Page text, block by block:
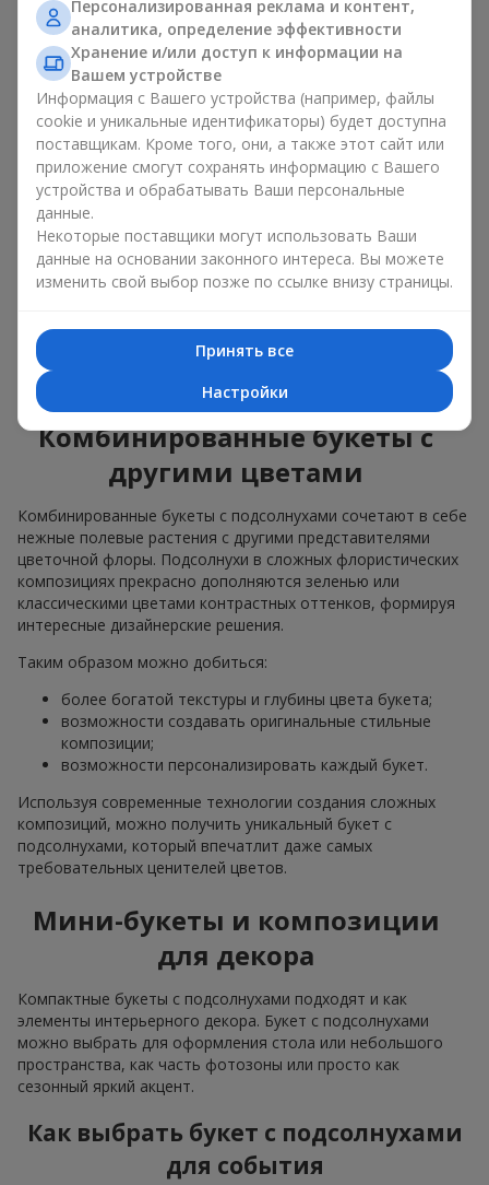
нежные композиции, дополненные сезонными
растениями;
изящные сочетания с классическими розами;
яркие букеты с побегами нежной зелени.
Единственный нюанс: подсолнухи — сезонные цветы,
доступные для продажи только в период цветения.
Классический букет с
подсолнухами
Классический букет с подсолнухами подчёркивает
природную форму и цветовую гамму яркого цветка.
композиции. Это универсальные летние композиции,
которые подходят как для торжественных событий, так и
просто как приятный подарок на каждый день.
Комбинированные букеты с
другими цветами
Комбинированные букеты с подсолнухами сочетают в себе
нежные полевые растения с другими представителями
цветочной флоры. Подсолнухи в сложных флористических
композициях прекрасно дополняются зеленью или
классическими цветами контрастных оттенков, формируя
интересные дизайнерские решения.
Таким образом можно добиться:
более богатой текстуры и глубины цвета букета;
возможности создавать оригинальные стильные
композиции;
возможности персонализировать каждый букет.
Используя современные технологии создания сложных
композиций, можно получить уникальный букет с
подсолнухами, который впечатлит даже самых
требовательных ценителей цветов.
Мини-букеты и композиции
для декора
Компактные букеты с подсолнухами подходят и как
элементы интерьерного декора. Букет с подсолнухами
можно выбрать для оформления стола или небольшого
пространства, как часть фотозоны или просто как
сезонный яркий акцент.
Как выбрать букет с подсолнухами
для события
Персонализированная реклама и контент,
аналитика, определение эффективности
Хранение и/или доступ к информации на
Вашем устройстве
Информация с Вашего устройства (например, файлы
cookie и уникальные идентификаторы) будет доступна
поставщикам. Кроме того, они, а также этот сайт или
приложение смогут сохранять информацию с Вашего
устройства и обрабатывать Ваши персональные
данные.
Некоторые поставщики могут использовать Ваши
данные на основании законного интереса. Вы можете
изменить свой выбор позже по ссылке внизу страницы.
Принять все
Настройки